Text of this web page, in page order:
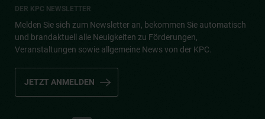
DER KPC NEWSLETTER
Melden Sie sich zum Newsletter an, bekommen Sie automatisch
und brandaktuell alle Neuigkeiten zu Förderungen,
Veranstaltungen sowie allgemeine News von der KPC.
JETZT ANMELDEN